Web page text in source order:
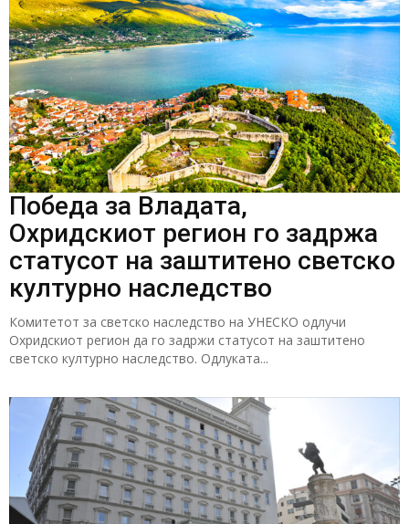
Победа за Владата,
Охридскиот регион го задржа
статусот на заштитено светско
културно наследство
Комитетот за светско наследство на УНЕСКО одлучи
Охридскиот регион да го задржи статусот на заштитено
светско културно наследство. Одлуката...